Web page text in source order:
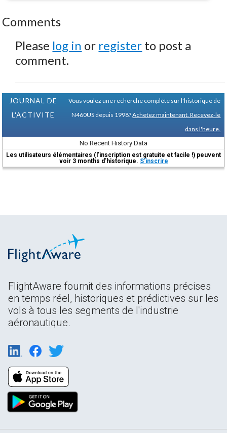
Comments
Please log in or register to post a
comment.
JOURNAL DE
L'ACTIVITE
Vous voulez une recherche complète sur l'historique de
N460US depuis 1998?Achetez maintenant. Recevez-le
dans l'heure.
No Recent History Data
Les utilisateurs élémentaires (l'inscription est gratuite et facile !) peuvent
voir 3 months d'historique. S'inscrire
FlightAware fournit des informations précises
en temps réel, historiques et prédictives sur les
vols à tous les segments de l'industrie
aéronautique.